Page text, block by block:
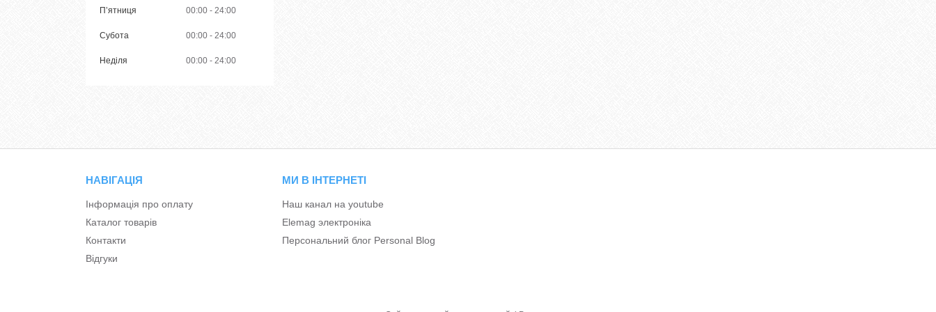
Пʼятниця 00:00 24:00
Субота 00:00 24:00
Неділя 00:00 24:00
НАВІГАЦІЯ
Інформація про оплату
Каталог товарів
Контакти
Відгуки
МИ В ІНТЕРНЕТІ
Наш канал на youtube
Elemag электроніка
Персональний блог Personal Blog